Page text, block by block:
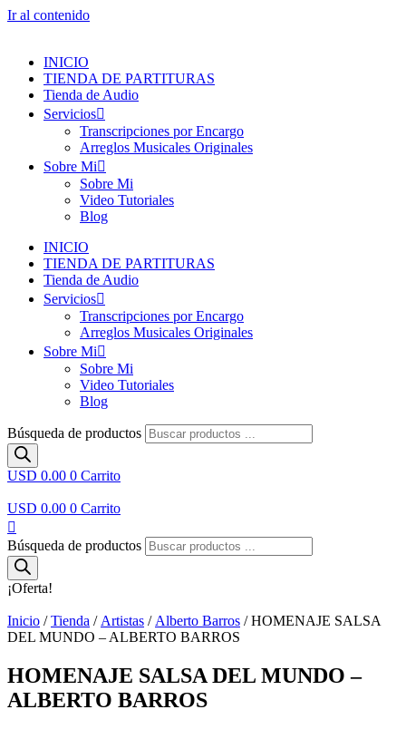
Ir al contenido
INICIO
TIENDA DE PARTITURAS
Tienda de Audio
Servicios
Transcripciones por Encargo
Arreglos Musicales Originales
Sobre Mi
Sobre Mi
Video Tutoriales
Blog
INICIO
TIENDA DE PARTITURAS
Tienda de Audio
Servicios
Transcripciones por Encargo
Arreglos Musicales Originales
Sobre Mi
Sobre Mi
Video Tutoriales
Blog
Búsqueda de productos
USD 0.00 0 Carrito
USD 0.00 0 Carrito
Búsqueda de productos
¡Oferta!
Inicio /Tienda / Artistas / Alberto Barros / HOMENAJE SALSA
DEL MUNDO – ALBERTO BARROS
HOMENAJE SALSA DEL MUNDO –
ALBERTO BARROS